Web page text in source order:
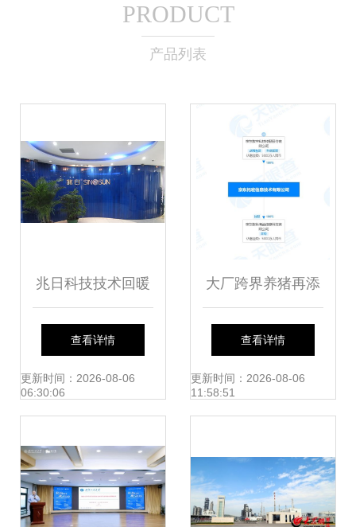
PRODUCT
产品列表
兆日科技技术回暖
反弹信号已现，把
握先机需理性看待
查看详情
更新时间：2026-08-06
06:30:06
大厂跨界养猪再添
新例 京东公开猪饲
料投喂系统专利，
成趋势
查看详情
更新时间：2026-08-06
11:58:51